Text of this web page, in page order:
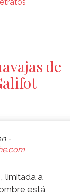
de
-
limitada a
está